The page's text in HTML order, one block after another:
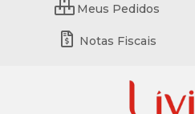
Meus Pedidos
Notas Fiscais